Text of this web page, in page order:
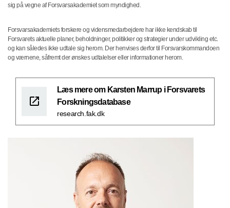
sig på vegne af Forsvarsakademiet som myndighed.
Forsvarsakademiets forskere og vidensmedarbejdere har ikke kendskab til
Forsvarets aktuelle planer, beholdninger, politikker og strategier under udvikling etc.
og kan således ikke udtale sig herom. Der henvises derfor til Forsvarskommandoen
og værnene, såfremt der ønskes udtalelser eller informationer herom.
Læs mere om Karsten Marrup i Forsvarets
Forskningsdatabase
research.fak.dk